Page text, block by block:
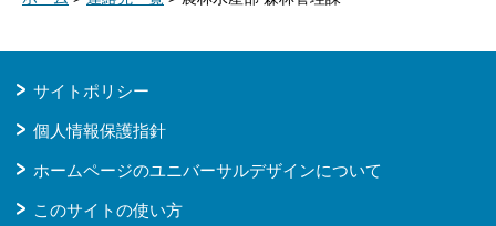
サイトポリシー
個人情報保護指針
ホームページのユニバーサルデザインについて
このサイトの使い方